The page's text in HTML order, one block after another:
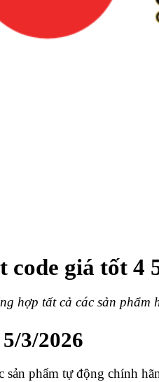
code giá tốt 4
hợp tất cả các sản phẩm
3/2026
sản phẩm tự động chính